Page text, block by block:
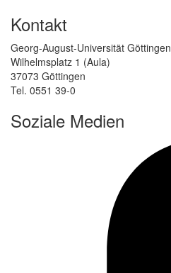
Kontakt
Georg-August-Universität Göttingen
Wilhelmsplatz 1 (Aula)
37073 Göttingen
Tel. 0551 39-0
Soziale Medien